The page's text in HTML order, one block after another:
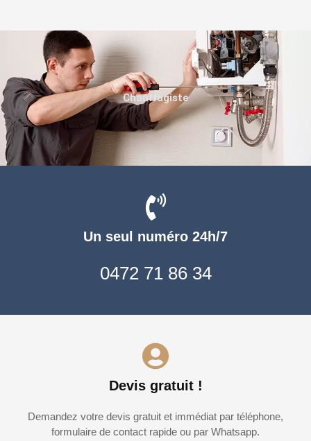
Un seul numéro 24h/7
0472 71 86 34
Devis gratuit !
Demandez votre devis gratuit et immédiat par téléphone,
formulaire de contact rapide ou par Whatsapp.
Chauffagiste